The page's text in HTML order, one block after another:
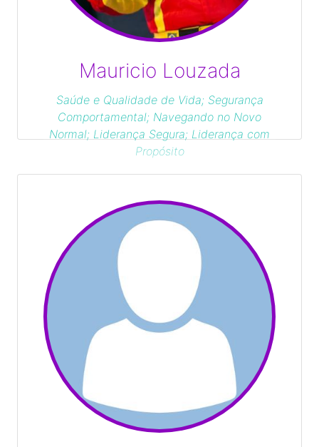
Mauricio Louzada
Saúde e Qualidade de Vida; Segurança
Comportamental; Navegando no Novo
Normal; Liderança Segura; Liderança com
Propósito